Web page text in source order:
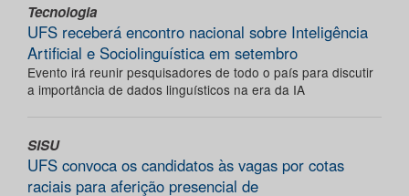
Tecnologia
UFS receberá encontro nacional sobre Inteligência
Artificial e Sociolinguística em setembro
Evento irá reunir pesquisadores de todo o país para discutir
a importância de dados linguísticos na era da IA
SISU
UFS convoca os candidatos às vagas por cotas
raciais para aferição presencial de